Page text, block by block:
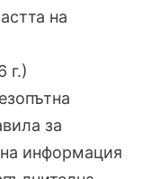
на
г.)
за
информация